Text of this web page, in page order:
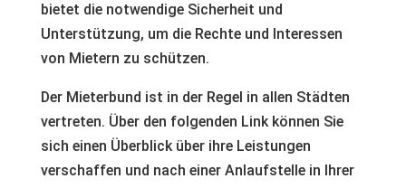
bietet die notwendige Sicherheit und
Unterstützung, um die Rechte und Interessen
von Mietern zu schützen.
Der Mieterbund ist in der Regel in allen Städten
vertreten. Über den folgenden Link können Sie
sich einen Überblick über ihre Leistungen
verschaffen und nach einer Anlaufstelle in Ihrer